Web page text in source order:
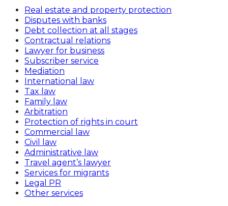
Real estate and property protection
Disputes with banks
Debt collection at all stages
Contractual relations
Lawyer for business
Subscriber service
Mediation
International law
Tax law
Family law
Arbitration
Protection of rights in court
Commercial law
Civil law
Administrative law
Travel agent’s lawyer
Services for migrants
Legal PR
Other services